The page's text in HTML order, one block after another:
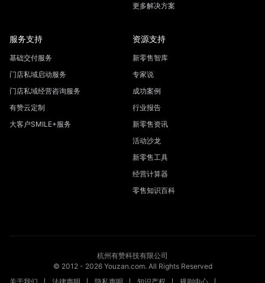
更多解决方案
服务支持
基础交付服务
门店私域启动服务
门店私域经营咨询服务
有赞云定制
大客户SMILE+服务
资源支持
新零售智库
专家说
成功案例
行业报告
新零售资讯
活动沙龙
新零售工具
经营计算器
零售知识百科
杭州有赞科技有限公司
© 2012 - 2026Youzan.com. All Rights Reserved